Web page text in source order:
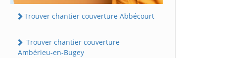
Trouver chantier couverture Abbécourt
Trouver chantier couverture
Ambérieu-en-Bugey